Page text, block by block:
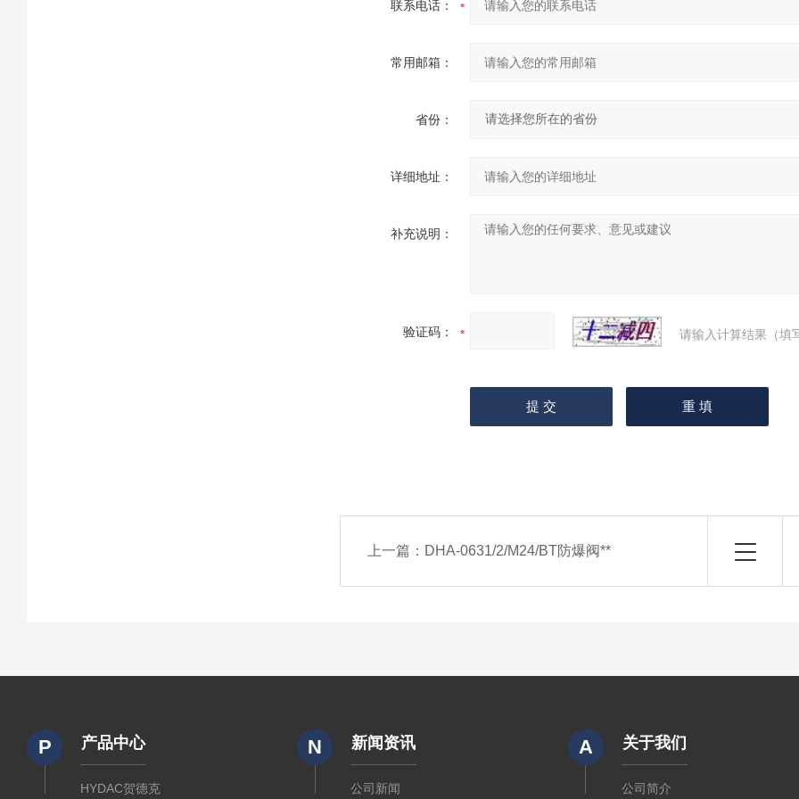
联系电话：
常用邮箱：
省份：
详细地址：
补充说明：
验证码： 请输入计算结果（填
上一篇： DHA-0631/2/M24/BT防爆阀**
P 产品中心
HYDAC贺德克
N 新闻资讯
公司新闻
A 关于我们
公司简介